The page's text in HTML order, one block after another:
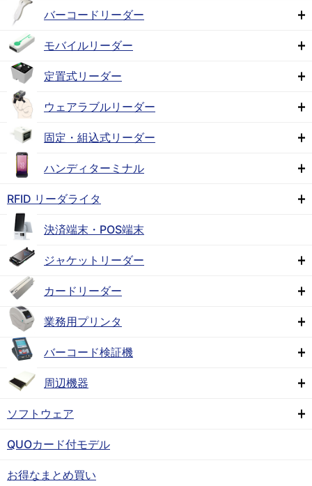
バーコードリーダー
モバイルリーダー
定置式リーダー
ウェアラブルリーダー
固定・組込式リーダー
ハンディターミナル
RFID リーダライタ
決済端末・POS端末
ジャケットリーダー
カードリーダー
業務用プリンタ
バーコード検証機
周辺機器
ソフトウェア
QUOカード付モデル
お得なまとめ買い